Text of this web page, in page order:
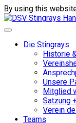
By using this
Die Stingrays
Historie
Unsere
Mitglied
Satzung
Verein
Teams